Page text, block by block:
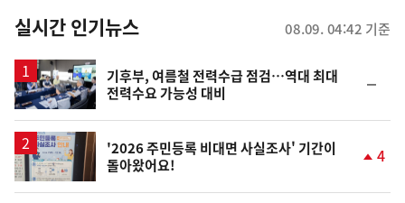
뉴
스
실시간 인기뉴스 08.09. 04:42 기준
기후부, 여름철 전력수급 점검…역대 최대
전력수요 가능성 대비
일
'2026 주민등록 비대면 사실조사' 기간이
돌아왔어요!
계
4